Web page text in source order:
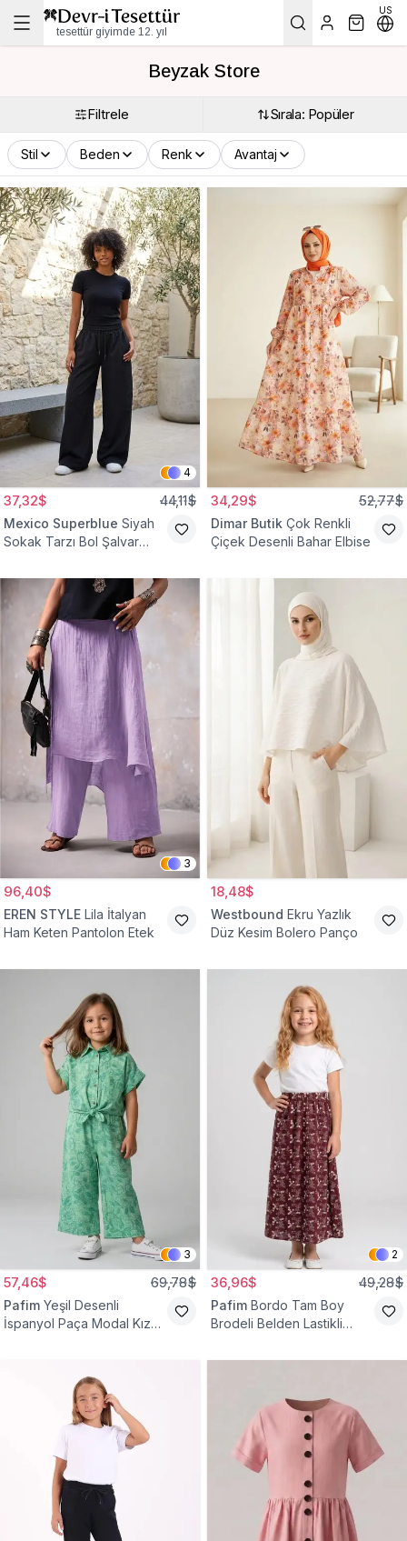
tesettür giyimde 12. yıl
US
Beyzak Store
Filtrele Sırala: Popüler
Stil Beden Renk Avantaj
4
37,32$ 44,11$
Mexico Superblue Siyah
Sokak Tarzı Bol Şalvar
34,29$ 52,77$
Dimar Butik Çok Renkli
Çiçek Desenli Bahar Elbise
3
96,40$
EREN STYLE Lila İtalyan
Ham Keten Pantolon Etek
18,48$
Westbound Ekru Yazlık
Düz Kesim Bolero Panço
3
57,46$ 69,78$
Pafim Yeşil Desenli
İspanyol Paça Modal Kız
2
36,96$ 49,28$
Pafim Bordo Tam Boy
Brodeli Belden Lastikli